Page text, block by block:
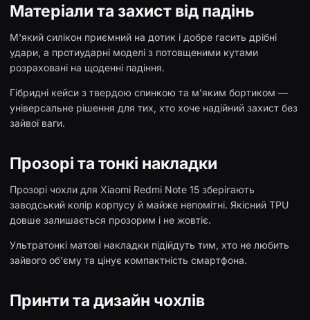
Матеріали та захист від падінь
М'який силікон приємний на дотик і добре гасить дрібні
удари, а протиударні моделі з потовщеними кутами
розраховані на щоденні падіння.
Гібридні кейси з твердою спинкою та м'яким бортиком —
універсальне рішення для тих, хто хоче надійний захист без
зайвої ваги.
Прозорі та тонкі накладки
Прозорі чохли для Xiaomi Redmi Note 15 зберігають
заводський колір корпусу й майже непомітні. Якісний TPU
довше залишається прозорим і не жовтіє.
Ультратонкі матові накладки підійдуть тим, хто не любить
зайвого об'єму та цінує компактність смартфона.
Принти та дизайн чохлів